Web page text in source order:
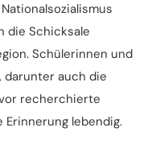
die Schicksale
Schülerinnen und
darunter auch die
recherchierte
lebendig.